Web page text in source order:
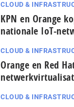
CLOUD &
KPN en Orange
nationale IoT-
CLOUD &
Orange en Red
CLOUD &